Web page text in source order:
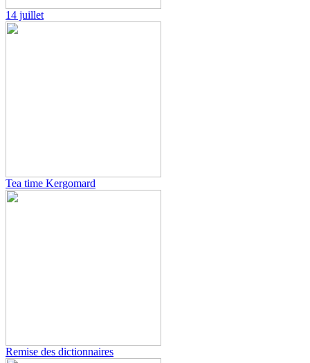
14 juillet
Tea time Kergomard
Remise des dictionnaires